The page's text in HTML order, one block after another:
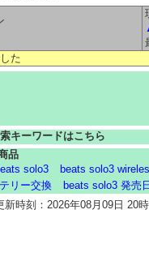
た
キーワードはこちら
品
solo3 beats solo3
リー交換
beats solo3 発売日
時刻：2026年08月09日 20